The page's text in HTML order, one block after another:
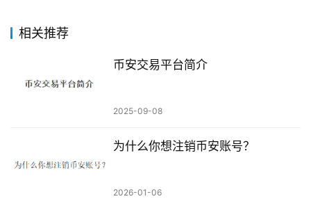
相关推荐
币安交易平台简介
2025-09-08
为什么你想注销币安账号？
2026-01-06